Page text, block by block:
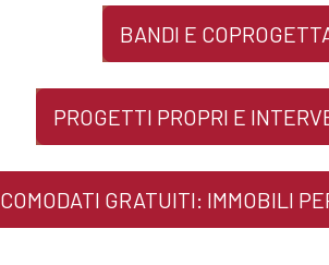
BANDI E
PROGETTI PROPRI E
COMODATI GRATUITI: IMMOBILI